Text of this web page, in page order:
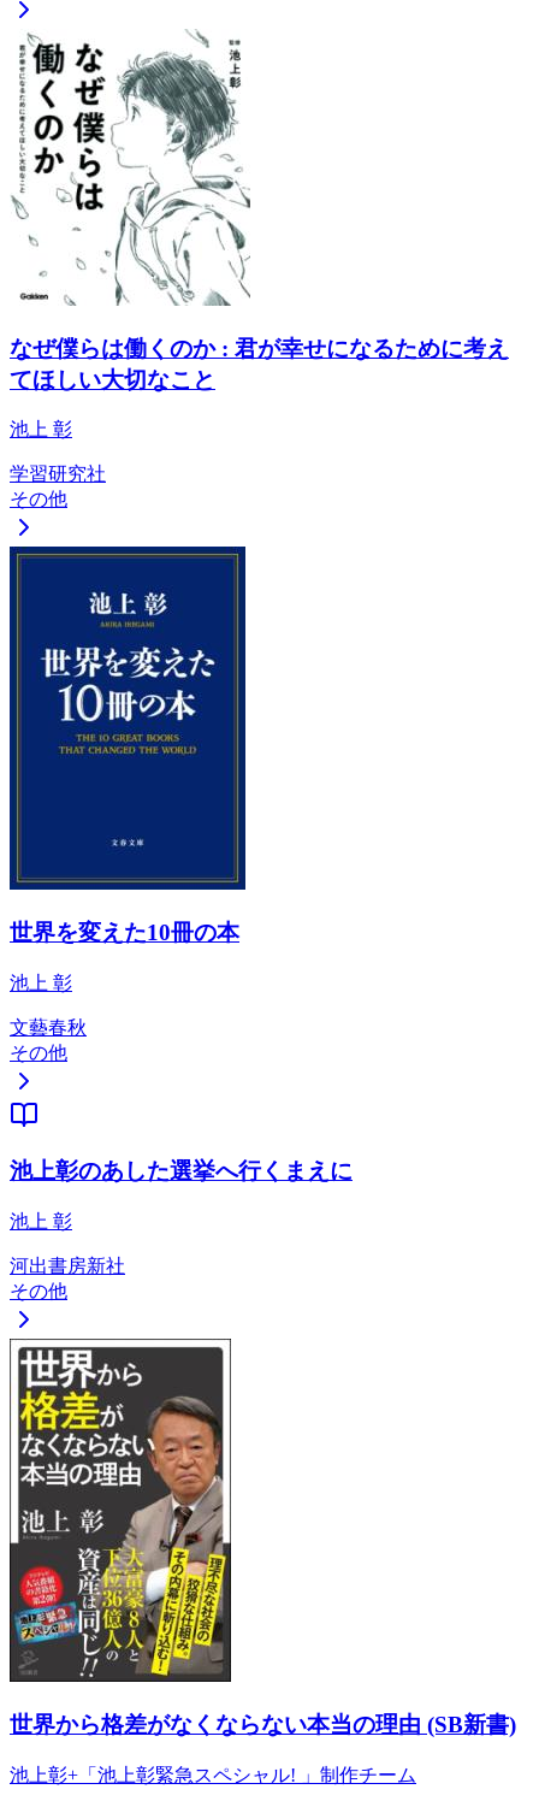
なぜ僕らは働くのか : 君が幸せになるために考え
てほしい大切なこと
池上 彰
学習研究社
その他
世界を変えた10冊の本
池上 彰
文藝春秋
その他
池上彰のあした選挙へ行くまえに
池上 彰
河出書房新社
その他
世界から格差がなくならない本当の理由 (SB新書)
池上彰+「池上彰緊急スペシャル! 」制作チーム